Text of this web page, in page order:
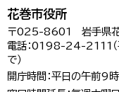
花巻市役所
〒025-8601 岩手県
電話：0198-24-2111（
で）
開庁時間：平日の午前9